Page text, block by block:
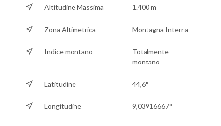
Altitudine Massima 1.400 m
Zona Altimetrica Montagna Interna
Indice montano
Totalmente
montano
Latitudine 44,6°
Longitudine 9,03916667°